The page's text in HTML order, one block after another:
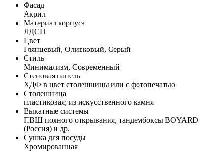
Фасад
Акрил
Материал корпуса
ЛДСП
Цвет
Глянцевый, Оливковый, Серый
Стиль
Минимализм, Современный
Стеновая панель
ХДФ в цвет столешницы или с фотопечатью
Столешница
пластиковая; из искусственного камня
Выкатные системы
ПВШ полного открывания, тандембоксы BOYARD
(Россия) и др.
Сушка для посуды
Хромированная